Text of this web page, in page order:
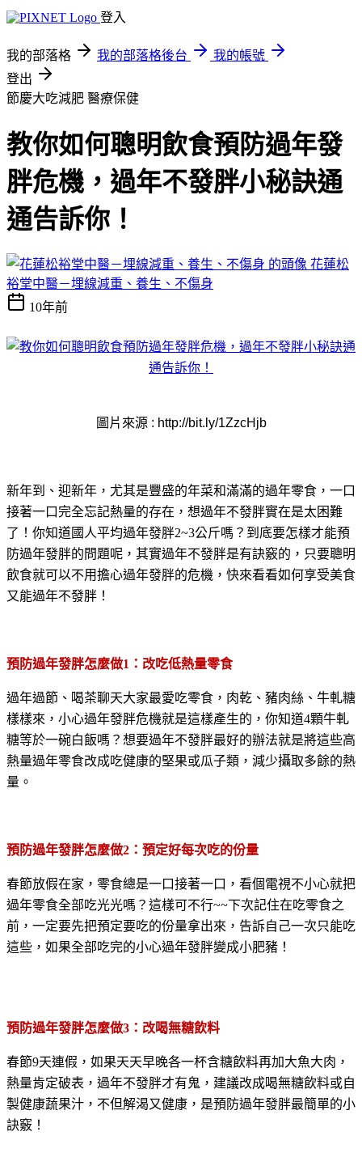
登入
我的部落格 我的部落格後台
我的帳號
登出
節慶大吃減肥 醫療保健
教你如何聰明飲食預防過年發
胖危機，過年不發胖小秘訣通
通告訴你！
花蓮松
裕堂中醫－埋線減重、養生、不傷身
10年前
圖片來源 : http://bit.ly/1ZzcHjb
新年到、迎新年，尤其是豐盛的年菜和滿滿的過年零食，一口
接著一口完全忘記熱量的存在，想過年不發胖實在是太困難
了 ！你知道國人平均過年發胖2~3公斤嗎？到底要怎樣才能預
防過年發胖的問題呢， 其實過年不發胖是有訣竅的，只要聰明
飲食就可以不用擔心過年發胖的危機，快來看看如何享受美食
又能過年不發胖 ！
預防過年發胖怎麼做1 ： 改吃低熱量零食
過年過節、喝茶聊天大家最愛吃零食，肉乾、豬肉絲、牛軋糖
樣樣來，小心過年發胖危機就是這樣產生的，你知道4顆牛軋
糖等於一碗白飯嗎 ？ 想要過年不發胖最好的辦法就是將這些高
熱量過年零食改成吃健康的堅果或瓜子類，減少攝取多餘的熱
量。
預防過年發胖怎麼做2 ：預定好每次吃的份量
春節放假在家，零食總是一口接著一口，看個電視不小心就把
過年零食全部吃光光嗎？這樣可不行~~下次記住在吃零食之
前，一定要先把預定要吃的份量拿出來，告訴自己一次只能吃
這些，如果全部吃完的小心過年發胖變成小肥豬！
預防過年發胖怎麼做3 ：改喝無糖飲料
春節9天連假，如果天天早晚各一杯含糖飲料再加大魚大肉，
熱量肯定破表，過年不發胖才有鬼，建議改成喝無糖飲料或自
製健康蔬果汁，不但解渴又健康，是預防過年發胖最簡單的小
訣竅！